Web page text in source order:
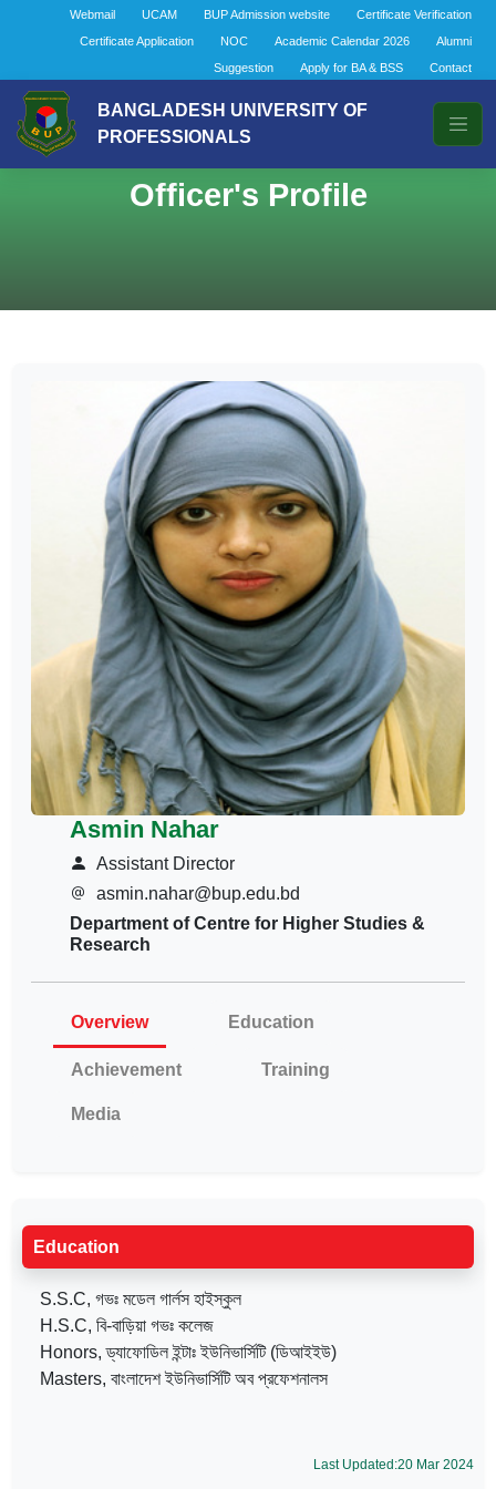
Webmail UCAM BUP Admission website
Certificate Verification
Certificate Application
NOC Academic Calendar 2026
Alumni
Suggestion
Apply for BA & BSS Contact
BANGLADESH UNIVERSITY OF
PROFESSIONALS
Officer's Profile
Asmin Nahar
Assistant Director
asmin.nahar@bup.edu.bd
Department of Centre for Higher Studies &
Research
Overview Education
Achievement Training
Media
Education
S.S.C, গভঃ মডেল গার্লস হাইস্কুল
H.S.C, বি-বাড়িয়া গভঃ কলেজ
Honors, ড্যাফোডিল ইন্টাঃ ইউনিভার্সিটি (ডিআইইউ)
Masters, বাংলাদেশ ইউনিভার্সিটি অব প্রফেশনালস
Last Updated:20 Mar 2024